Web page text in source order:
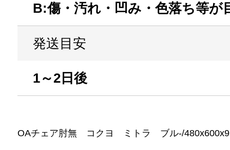
B:傷・汚れ・凹み・色落ち等が
発送目安
1～2日後
OAチェア肘無 コクヨ ミトラ ブル-/